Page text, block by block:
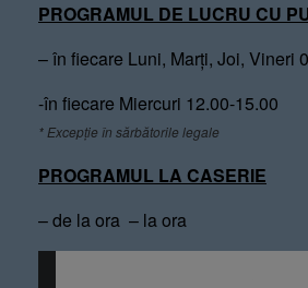
PROGRAMUL DE LUCRU CU
– în fiecare Luni, Marți, Joi, Vineri
-în fiecare Miercuri 12.00-15.00
* Excepție în sărbătorile legale
PROGRAMUL LA CASERIE
– de la ora – la ora